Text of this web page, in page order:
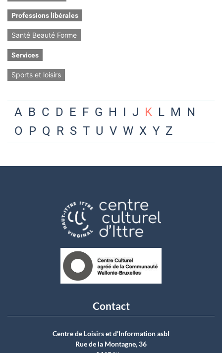
Professions libérales
Santé Beauté Forme
Services
Sports et loisirs
A B C D E F G H I J K L M N
O P Q R S T U V W X Y Z
Contact
Centre de Loisirs et d'Information asbI
Rue de la Montagne, 36